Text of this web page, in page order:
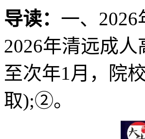
导读： 一、
2026年清远成
至次年1月，院
取);②。